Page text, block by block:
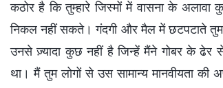
कठोर है कि तुम्हारे जिस्मों में वासना के
निकल नहीं सकते। गंदगी और मैल में छटपटाते तुम
उनसे ज़्यादा कुछ नहीं है जिन्हें मैंने गोबर के ढेर से
था। मैं तुम लोगों से उस सामान्य मानवीयता की